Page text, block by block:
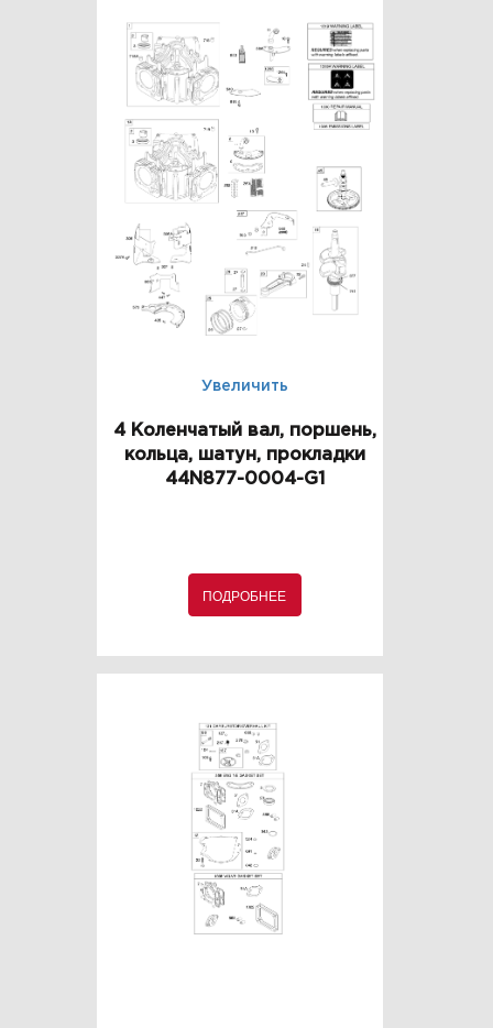
Увеличить
4 Коленчатый вал, поршень,
кольца, шатун, прокладки
44N877-0004-G1
ПОДРОБНЕЕ